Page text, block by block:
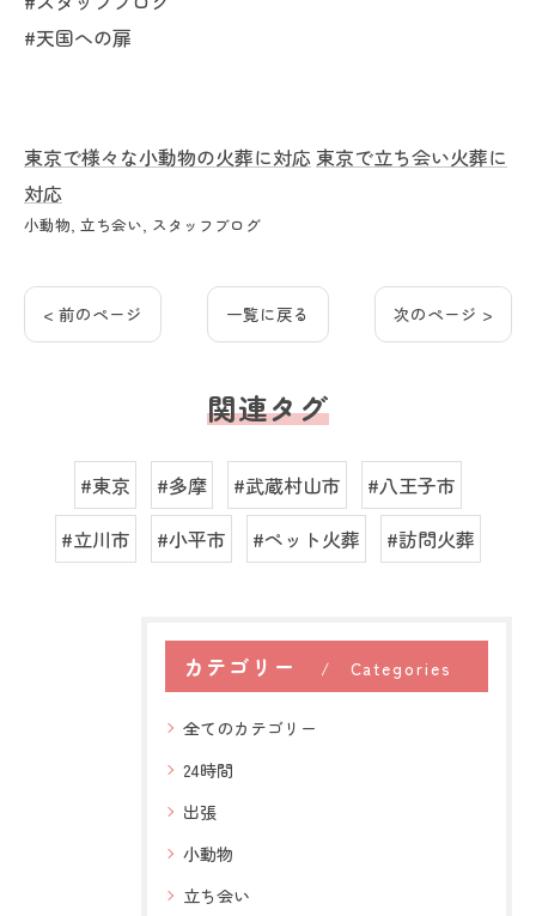
#天国への扉
東京で様々な小動物の火葬に対応東京で立ち会い火葬に
対応
小動物 立ち会い スタッフブログ
< 前のページ 一覧に戻る 次のページ >
関連タグ
#東京 #多摩 #武蔵村山市
#八王子市
#立川市
#小平市 #ペット火葬 #訪問火葬
カテゴリー Categories
全てのカテゴリー
24時間
出張
小動物
立ち会い